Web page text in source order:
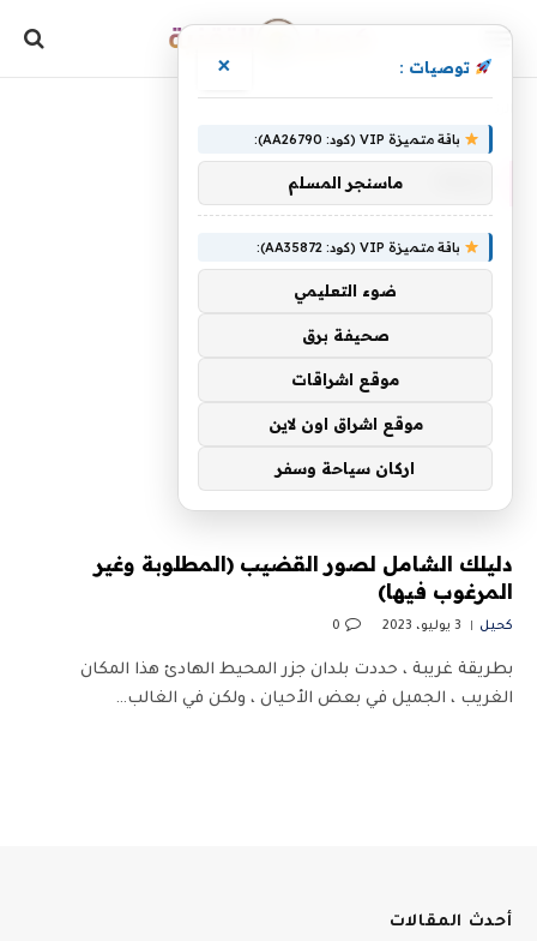
دليلك الشامل لصور القضيب (المطلوبة وغير
المرغوب فيها)
كحيل 3 يوليو، 2023 0
بطريقة غريبة ، حددت بلدان جزر المحيط الهادئ هذا المكان
الغريب ، الجميل في بعض الأحيان ، ولكن في الغالب…
أحدث المقالات
توصيات : ×
باقة متميزة VIP (كود: AA26790):
ماسنجر المسلم
باقة متميزة VIP (كود: AA35872):
ضوء التعليمي
صحيفة برق
موقع اشراقات
موقع اشراق اون لاين
اركان سياحة وسفر